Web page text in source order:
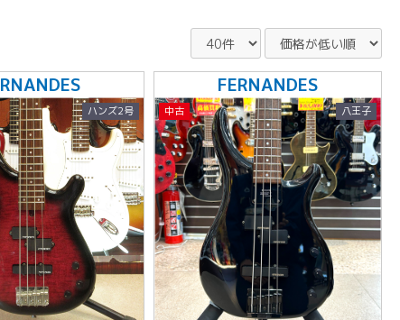
ハンズ2号
FERNANDES
中古 八王子